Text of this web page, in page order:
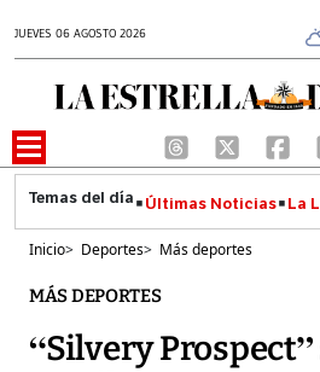
JUEVES 06 AGOSTO 2026
Últimas Noticias La
Inicio> Deportes> Más deportes
MÁS DEPORTES
“Silvery